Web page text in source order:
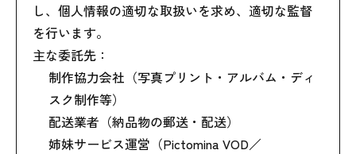
し、個人情報の適切な取扱いを求め、適切な監督
を行います。
主な委託先：
制作協力会社（写真プリント・アルバム・ディ
スク制作等）
配送業者（納品物の郵送・配送）
姉妹サービス運営（Pictomina VOD／